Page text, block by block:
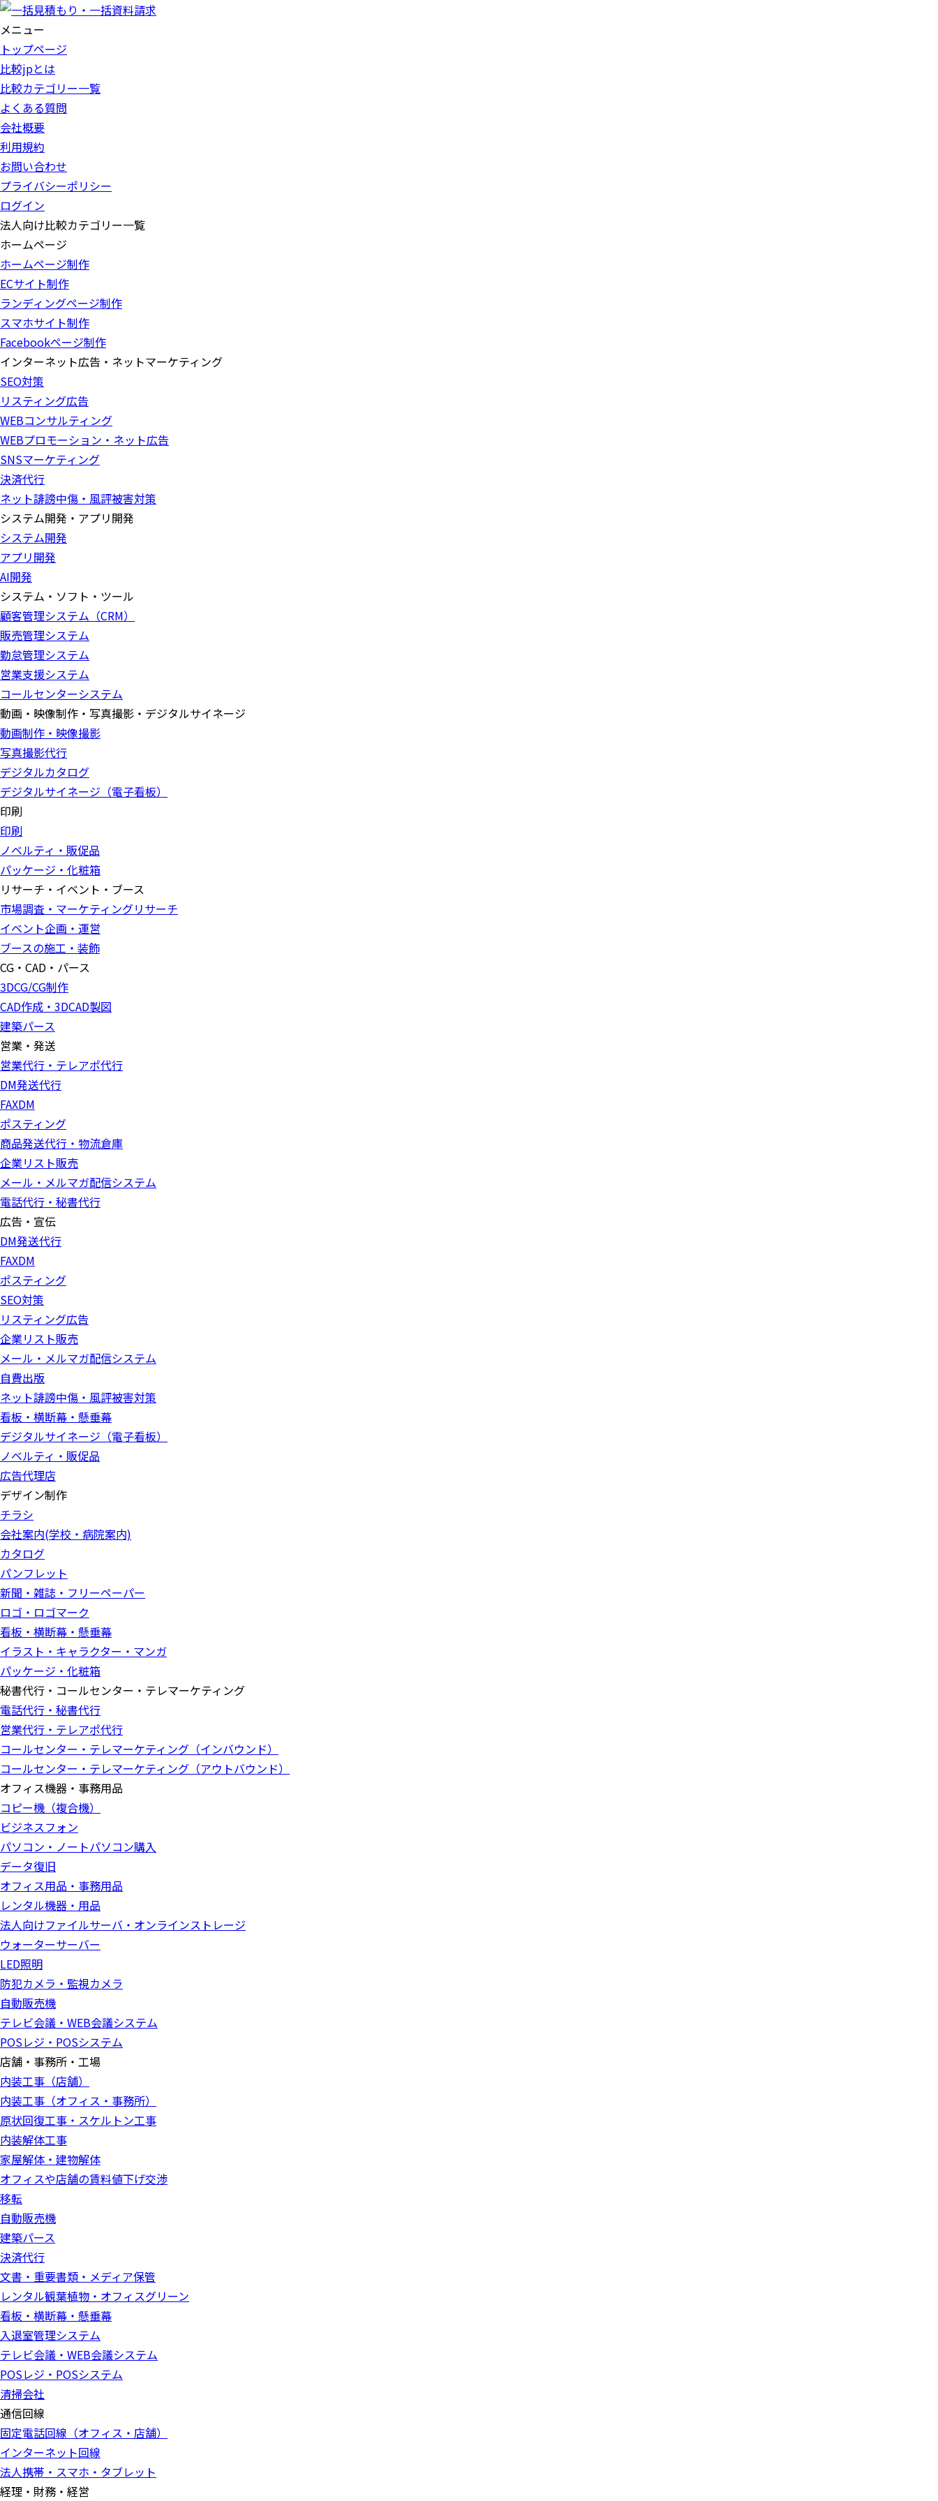
メニュー
トップページ
比較jpとは
比較カテゴリー一覧
よくある質問
会社概要
利用規約
お問い合わせ
プライバシーポリシー
ログイン
法人向け比較カテゴリー一覧
ホームページ
ホームページ制作
ECサイト制作
ランディングページ制作
スマホサイト制作
Facebookページ制作
インターネット広告・ネットマーケティング
SEO対策
リスティング広告
WEBコンサルティング
WEBプロモーション・ネット広告
SNSマーケティング
決済代行
ネット誹謗中傷・風評被害対策
システム開発・アプリ開発
システム開発
アプリ開発
AI開発
システム・ソフト・ツール
顧客管理システム（CRM）
販売管理システム
勤怠管理システム
営業支援システム
コールセンターシステム
動画・映像制作・写真撮影・デジタルサイネージ
動画制作・映像撮影
写真撮影代行
デジタルカタログ
デジタルサイネージ（電子看板）
印刷
印刷
ノベルティ・販促品
パッケージ・化粧箱
リサーチ・イベント・ブース
市場調査・マーケティングリサーチ
イベント企画・運営
ブースの施工・装飾
CG・CAD・パース
3DCG/CG制作
CAD作成・3DCAD製図
建築パース
営業・発送
営業代行・テレアポ代行
DM発送代行
FAXDM
ポスティング
商品発送代行・物流倉庫
企業リスト販売
メール・メルマガ配信システム
電話代行・秘書代行
広告・宣伝
DM発送代行
FAXDM
ポスティング
SEO対策
リスティング広告
企業リスト販売
メール・メルマガ配信システム
自費出版
ネット誹謗中傷・風評被害対策
看板・横断幕・懸垂幕
デジタルサイネージ（電子看板）
ノベルティ・販促品
広告代理店
デザイン制作
チラシ
会社案内(学校・病院案内)
カタログ
パンフレット
新聞・雑誌・フリーペーパー
ロゴ・ロゴマーク
看板・横断幕・懸垂幕
イラスト・キャラクター・マンガ
パッケージ・化粧箱
秘書代行・コールセンター・テレマーケティング
電話代行・秘書代行
営業代行・テレアポ代行
コールセンター・テレマーケティング（インバウンド）
コールセンター・テレマーケティング（アウトバウンド）
オフィス機器・事務用品
コピー機（複合機）
ビジネスフォン
パソコン・ノートパソコン購入
データ復旧
オフィス用品・事務用品
レンタル機器・用品
法人向けファイルサーバ・オンラインストレージ
ウォーターサーバー
LED照明
防犯カメラ・監視カメラ
自動販売機
テレビ会議・WEB会議システム
POSレジ・POSシステム
店舗・事務所・工場
内装工事（店舗）
内装工事（オフィス・事務所）
原状回復工事・スケルトン工事
内装解体工事
家屋解体・建物解体
オフィスや店舗の賃料値下げ交渉
移転
自動販売機
建築パース
決済代行
文書・重要書類・メディア保管
レンタル観葉植物・オフィスグリーン
看板・横断幕・懸垂幕
入退室管理システム
テレビ会議・WEB会議システム
POSレジ・POSシステム
清掃会社
通信回線
固定電話回線（オフィス・店舗）
インターネット回線
法人携帯・スマホ・タブレット
経理・財務・経営